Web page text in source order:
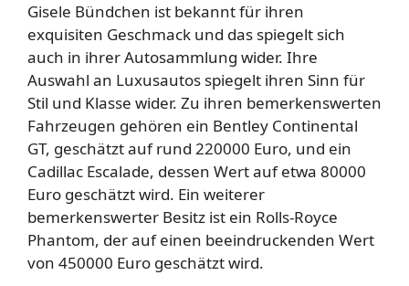
Gisele Bündchen ist bekannt für ihren
exquisiten Geschmack und das spiegelt sich
auch in ihrer Autosammlung wider. Ihre
Auswahl an Luxusautos spiegelt ihren Sinn für
Stil und Klasse wider. Zu ihren bemerkenswerten
Fahrzeugen gehören ein Bentley Continental
GT, geschätzt auf rund 220000 Euro, und ein
Cadillac Escalade, dessen Wert auf etwa 80000
Euro geschätzt wird. Ein weiterer
bemerkenswerter Besitz ist ein Rolls-Royce
Phantom, der auf einen beeindruckenden Wert
von 450000 Euro geschätzt wird.